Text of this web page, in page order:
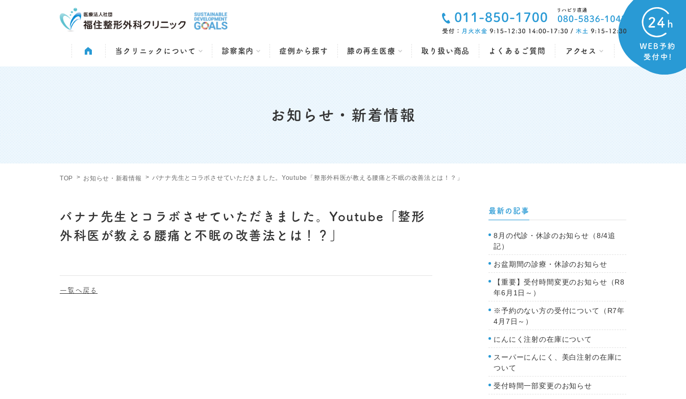
当クリニックについて 診察案内 症例から探す 膝の再生医療 取り扱い商品 よくあるご質問 アクセス
お知らせ・新着情報
TOP お知らせ・新着情報 バナナ先生とコラボさせていただきました。Youtube「整形外科医が教える腰痛と不眠の改善法とは！？」
バナナ先生とコラボさせていただきました。Youtube「整形
外科医が教える腰痛と不眠の改善法とは！？」
一覧へ戻る
最新の記事
8月の代診・休診のお知らせ（8/4追
記）
お盆期間の診療・休診のお知らせ
【重要】受付時間変更のお知らせ（R8
年6月1日～）
※予約のない方の受付について（R7年
4月7日～）
にんにく注射の在庫について
スーパーにんにく、美白注射の在庫に
ついて
受付時間一部変更のお知らせ